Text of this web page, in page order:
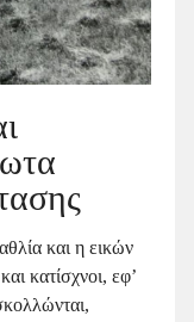
και η εικών
κατίσχνοι, εφ’